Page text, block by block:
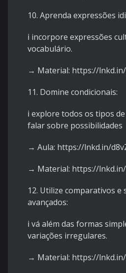
10. Aprenda expressões
ℹ️ incorpore expressões
vocabulário.
→ Material: https://
11. Domine condicionais:
ℹ️ explore todos os tipos
falar sobre possibilidades
→ Aula: https://lnkd.in/
→ Material: https://
12. Utilize comparativos e
avançados:
ℹ️ vá além das formas
variações irregulares.
→ Material: https://